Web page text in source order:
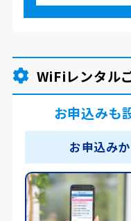
WiFiレンタル
お申込みも
お申込み